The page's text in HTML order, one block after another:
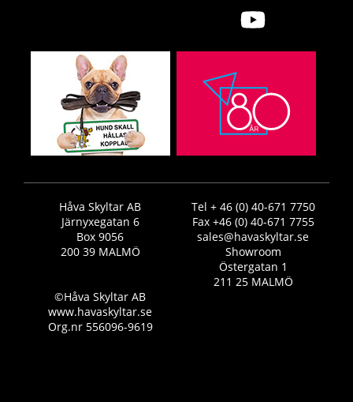
Håva Skyltar AB
Järnyxegatan 6
Box 9056
200 39 MALMÖ
Tel + 46 (0) 40-671 7750
Fax +46 (0) 40-671 7755
sales@havaskyltar.se
Showroom
Östergatan 1
211 25 MALMÖ
©Håva Skyltar AB
www.havaskyltar.se
Org.nr 556096-9619